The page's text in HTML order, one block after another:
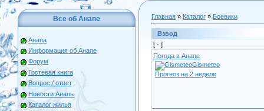
Все об Анапе
Анапа
Информация об Анапе
Форум
Гостевая книга
Вопрос / ответ
Новости Анапы
Каталог жилья
Главная » Каталог » Боевики
Взвод
[ · ]
Погода в Анапе
Gismeteo
Прогноз на 2 недели